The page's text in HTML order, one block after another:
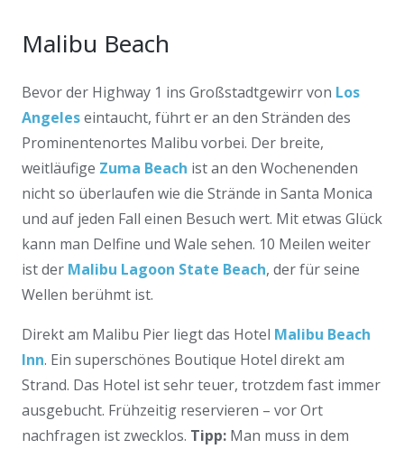
Malibu Beach
Bevor der Highway 1 ins Großstadtgewirr von Los
Angeleseintaucht, führt er an den Stränden des
Prominentenortes Malibu vorbei. Der breite,
weitläufige Zuma Beach ist an den Wochenenden
nicht so überlaufen wie die Strände in Santa Monica
und auf jeden Fall einen Besuch wert. Mit etwas Glück
kann man Delfine und Wale sehen. 10 Meilen weiter
ist der Malibu Lagoon State Beach, der für seine
Wellen berühmt ist.
Direkt am Malibu Pier liegt das Hotel Malibu Beach
Inn. Ein superschönes Boutique Hotel direkt am
Strand. Das Hotel ist sehr teuer, trotzdem fast immer
ausgebucht. Frühzeitig reservieren – vor Ort
nachfragen ist zwecklos. Tipp: Man muss in dem